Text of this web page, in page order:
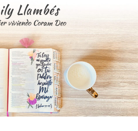
Llambés
viviendo Coram Deo